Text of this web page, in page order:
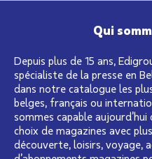
Qui
Depuis plus de 15 ans,
spécialiste de la presse en
dans notre catalogue les
belges, français ou
sommes capable
choix de magazines avec
découverte, loisirs, voyage,